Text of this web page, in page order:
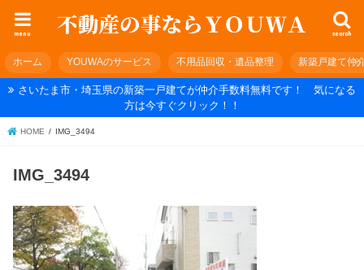
search
menu
ホーム YOUWAのサービス 不用品回収・遺品整理 新築戸建て仲
さいたま市・埼玉県の新築一戸建てが仲介手数料無料です！ 気になる
方は今すぐクリック！！
HOME IMG_3494
IMG_3494